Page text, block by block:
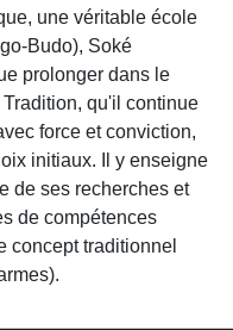
une véritable école
Budo), Soké
prolonger dans le
qu'il continue
force et conviction,
initiaux. Il y enseigne
de ses recherches et
de compétences
concept traditionnel